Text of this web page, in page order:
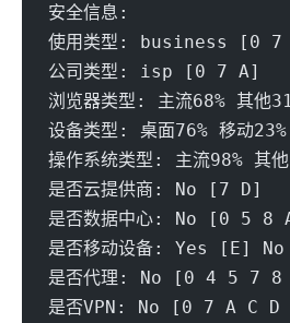
安全信息:
使用类型: business
公司类型: isp [0 7 A]
浏览器类型: 主流68% 其
设备类型: 桌面76% 移动
操作系统类型: 主流98% 其
是否云提供商: No [7 D]
是否数据中心: No [0 5 8
是否移动设备: Yes [E]
是否代理: No [0 4 5 7
是否VPN: No [0 7 A C